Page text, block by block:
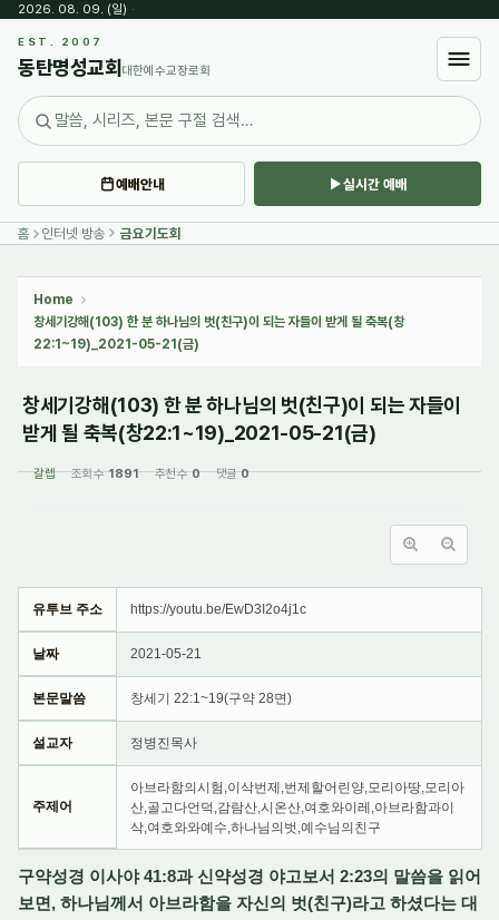
2026. 08. 09. (일) ·
EST. 2007
동탄명성교회 대한예수교장로회
예배안내 실시간 예배
홈 인터넷 방송 금요기도회
Home
창세기강해(103) 한 분 하나님의 벗(친구)이 되는 자들이 받게 될 축복(창
22:1~19)_2021-05-21(금)
창세기강해(103) 한 분 하나님의 벗(친구)이 되는 자들이
받게 될 축복(창22:1~19)_2021-05-21(금)
갈렙 조회 수1891 추천 수0 댓글0
유투브 주소 https://youtu.be/EwD3I2o4j1c
날짜 2021-05-21
본문말씀 창세기 22:1~19(구약 28면)
설교자 정병진목사
주제어
아브라함의시험,이삭번제,번제할어린양,모리아땅,모리아
산,골고다언덕,감람산,시온산,여호와이레,아브라함과이
삭,여호와와예수,하나님의벗,예수님의친구
구약성경 이사야 41:8과 신약성경 야고보서 2:23의 말씀을 읽어
보면, 하나님께서 아브라함을 자신의 벗(친구)라고 하셨다는 대
Sketchbook5, 스케치북5
Sketchbook5, 스케치북5